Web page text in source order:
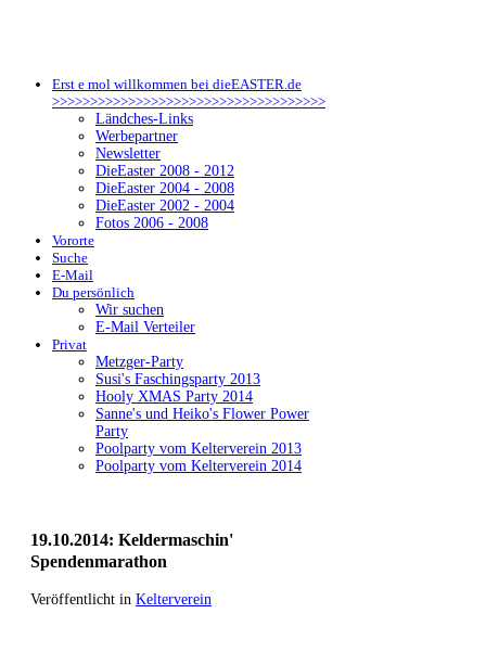
Erst e mol willkommen bei dieEASTER.de
>>>>>>>>>>>>>>>>>>>>>>>>>>>>>>>>>>>>
Ländches-Links
Werbepartner
Newsletter
DieEaster 2008 - 2012
DieEaster 2004 - 2008
DieEaster 2002 - 2004
Fotos 2006 - 2008
Vororte
Suche
E-Mail
Du persönlich
Wir suchen
E-Mail Verteiler
Privat
Metzger-Party
Susi's Faschingsparty 2013
Hooly XMAS Party 2014
Sanne's und Heiko's Flower Power
Party
Poolparty vom Kelterverein 2013
Poolparty vom Kelterverein 2014
19.10.2014: Keldermaschin'
Spendenmarathon
Veröffentlicht in Kelterverein